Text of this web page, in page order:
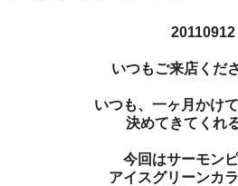
20110912
いつもご来店くだ
いつも、一ヶ月かけ
決めてきてくれ
今回はサーモン
アイスグリーンカ